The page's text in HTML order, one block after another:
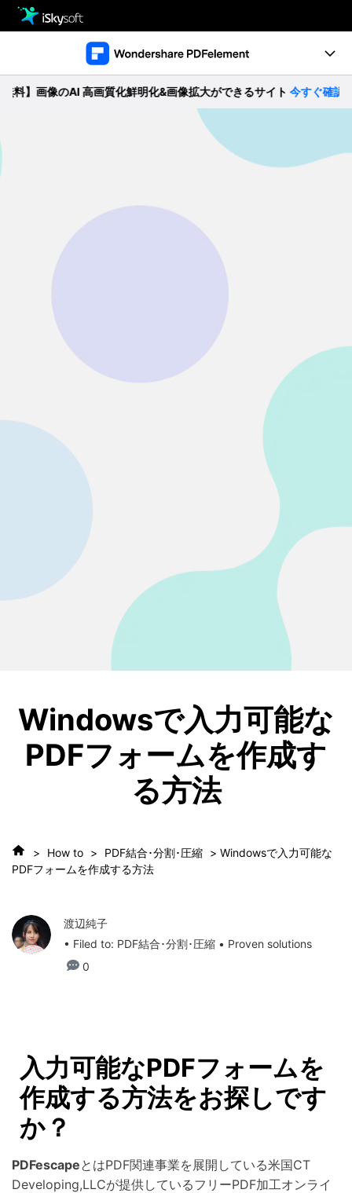
Utility
製品活用事例
製品機能
無料ダウンロード
画像のAI 高画質化鮮明化&画像拡大ができるサイト今すぐ確認 >>
Windowsで入力可能な
PDFフォームを作成す
る方法
> How to > PDF結合･分割･圧縮 > Windowsで入力可能な
PDFフォームを作成する方法
渡辺純子
• Filed to: PDF結合･分割･圧縮 • Proven solutions
0
入力可能なPDFフォームを
作成する方法をお探しです
か？
PDFescapeとはPDF関連事業を展開している米国CT
Developing,LLCが提供しているフリーPDF加工オンライ